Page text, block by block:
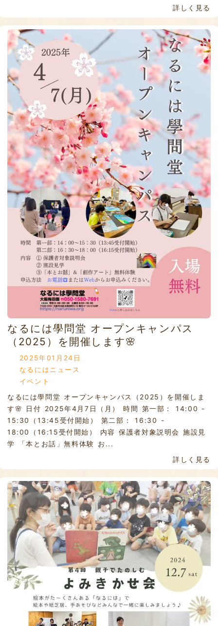
詳しく見る
なるには學問堂 オープンキャンパス
（2025）を開催します🌸
2025年01月24日
なるにはニュース
イベント
なるには學問堂 オープンキャンパス（2025）を開催しま
す🌸 日付 2025年4月7日（月） 時間 第一部： 14:00 -
15:30（13:45受付開始） 第二部： 16:30 -
18:00（16:15受付開始） 内容 保護者対象説明会 施設見
学 「本とお話」無料体験 お...
詳しく見る